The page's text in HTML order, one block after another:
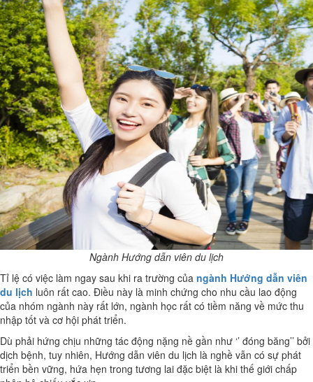
Ngành Hướng dẫn viên du lịch
Tỉ lệ có việc làm ngay sau khi ra trường của ngành Hướng dẫn viên
du lịch luôn rất cao. Điều này là minh chứng cho nhu cầu lao động
của nhóm ngành này rất lớn, ngành học rất có tiềm năng về mức thu
nhập tốt và cơ hội phát triển.
Dù phải hứng chịu những tác động nặng nề gần như ‘’ đóng băng’’ bởi
dịch bệnh, tuy nhiên, Hướng dẫn viên du lịch là nghề vẫn có sự phát
triển bền vững, hứa hẹn trong tương lai đặc biệt là khi thế giới chấp